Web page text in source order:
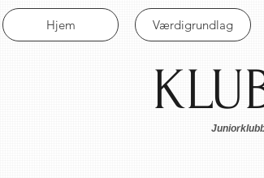
Hjem Værdigrundlag